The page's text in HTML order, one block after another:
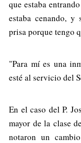
que estaba
estaba cenando,
prisa porque tengo
"Para mí es una
esté al servicio del
En el caso del P.
mayor de la clase
notaron un